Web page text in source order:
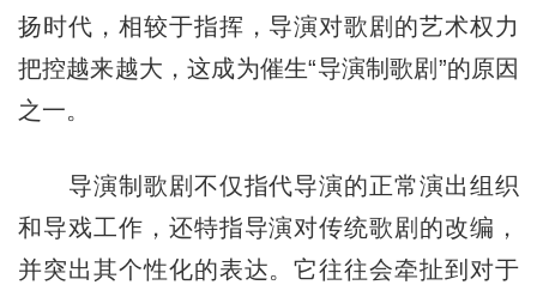
扬时代，相较于指挥，导演对歌剧的艺术权力
把控越来越大，这成为催生“导演制歌剧”的原因
之一。
导演制歌剧不仅指代导演的正常演出组织
和导戏工作，还特指导演对传统歌剧的改编，
并突出其个性化的表达。它往往会牵扯到对于